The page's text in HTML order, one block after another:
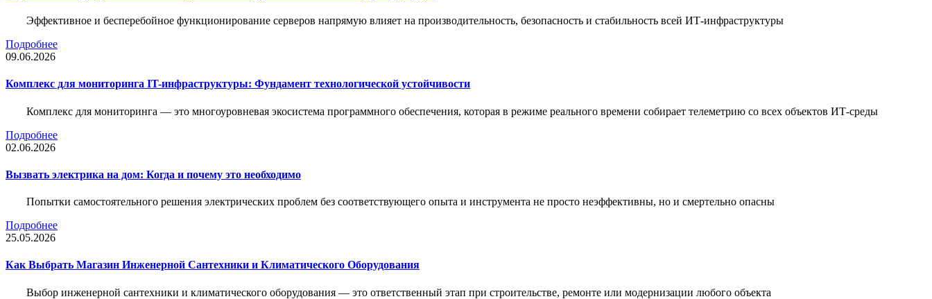
Эффективное и бесперебойное функционирование серверов напрямую влияет на производительность, безопасность и стабильность всей ИТ-инфраструктуры
Подробнее
09.06.2026
Комплекс для мониторинга IT-инфраструктуры: Фундамент технологической устойчивости
Комплекс для мониторинга — это многоуровневая экосистема программного обеспечения, которая в режиме реального времени собирает телеметрию со всех объектов ИТ-среды
Подробнее
02.06.2026
Вызвать электрика на дом: Когда и почему это необходимо
Попытки самостоятельного решения электрических проблем без соответствующего опыта и инструмента не просто неэффективны, но и смертельно опасны
Подробнее
25.05.2026
Как Выбрать Магазин Инженерной Сантехники и Климатического Оборудования
Выбор инженерной сантехники и климатического оборудования — это ответственный этап при строительстве, ремонте или модернизации любого объекта